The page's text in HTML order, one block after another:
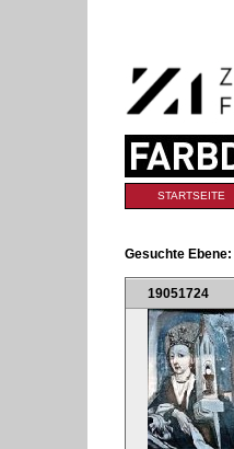
Navigation
Sektionen
STARTSEITE
Gesuchte Ebene:
19051724